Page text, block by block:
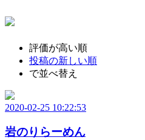
評価が高い順
投稿の新しい順
で並べ替え
2020-02-25 10:22:53
岩のりらーめん